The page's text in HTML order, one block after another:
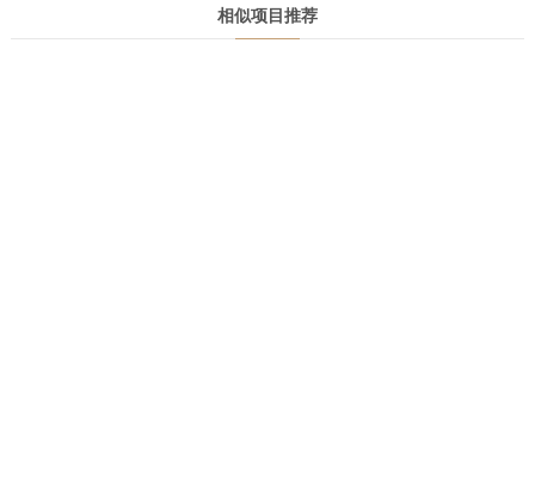
相似项目推荐